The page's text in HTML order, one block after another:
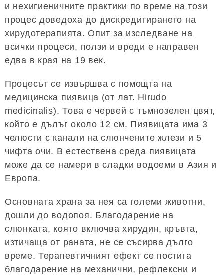
и нехигиеничните практики по време на този
процес доведоха до дискредитирането на
хирудотерапията. Опит за изследване на
всички процеси, ползи и вреди е направен
едва в края на 19 век.
Процесът се извършва с помощта на
медицинска пиявица (от лат. Hirudo
medicinalis). Това е червей с тъмнозелен цвят,
който е дълъг около 12 см. Пиявицата има 3
челюсти с канали на слюнчените жлези и 5
чифта очи. В естествена среда пиявицата
може да се намери в сладки водоеми в Азия и
Европа.
Основната храна за нея са големи животни,
дошли до водопоя. Благодарение на
слюнката, която включва хирудин, кръвта,
изтичаща от раната, не се съсирва дълго
време. Терапевтичният ефект се постига
благодарение на механични, рефлексни и